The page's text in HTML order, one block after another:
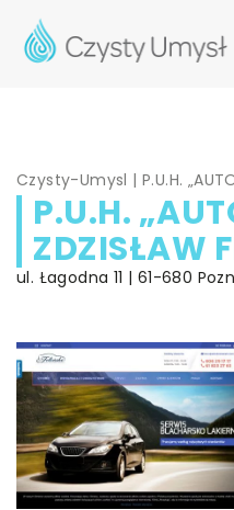
Czysty-Umysl |P.U.H.
P.U.H.
ZDZISŁAW
ul. Łagodna 11 | 61-680